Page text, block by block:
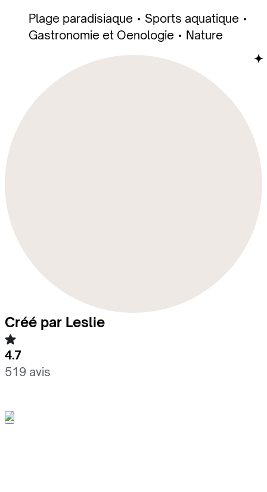
Plage paradisiaque
Sports aquatique
Gastronomie et Oenologie
Nature
Créé par Leslie
4.7
519 avis